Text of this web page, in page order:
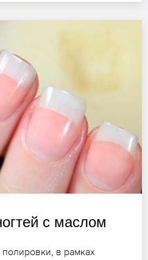
с маслом
полировки, в рамках